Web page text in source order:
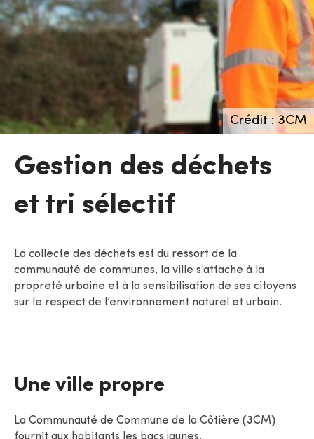
Crédit : 3CM
Gestion des déchets
et tri sélectif
La collecte des déchets est du ressort de la
communauté de communes, la ville s’attache à la
propreté urbaine et à la sensibilisation de ses citoyens
sur le respect de l’environnement naturel et urbain.
Une ville propre
La Communauté de Commune de la Côtière (3CM)